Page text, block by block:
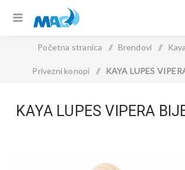
Početna stranica / Brendovi /
Privezni konopi / KAYA LUPES
KAYA LUPES VIPERA